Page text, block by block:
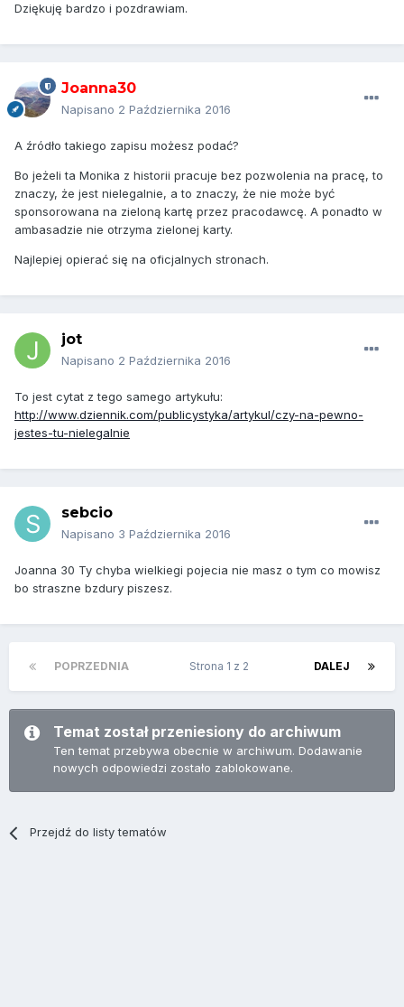
Dziękuję bardzo i pozdrawiam.
Joanna30
Napisano 2 Października 2016
A źródło takiego zapisu możesz podać?
Bo jeżeli ta Monika z historii pracuje bez pozwolenia na pracę, to
znaczy, że jest nielegalnie, a to znaczy, że nie może być
sponsorowana na zieloną kartę przez pracodawcę. A ponadto w
ambasadzie nie otrzyma zielonej karty.
Najlepiej opierać się na oficjalnych stronach.
jot
Napisano 2 Października 2016
To jest cytat z tego samego artykułu:
http://www.dziennik.com/publicystyka/artykul/czy-na-pewno-
jestes-tu-nielegalnie
sebcio
Napisano 3 Października 2016
Joanna 30 Ty chyba wielkiegi pojecia nie masz o tym co mowisz
bo straszne bzdury piszesz.
POPRZEDNIA DALEJ
Strona 1 z 2
Temat został przeniesiony do archiwum
Ten temat przebywa obecnie w archiwum. Dodawanie
nowych odpowiedzi zostało zablokowane.
Przejdź do listy tematów